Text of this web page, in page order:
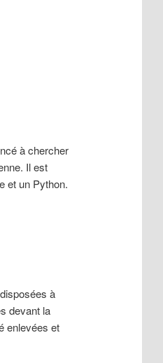
à chercher
Il est
et un Python.
à
devant la
enlevées et